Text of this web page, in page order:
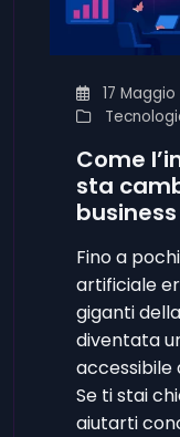
17
Come
sta
business
Fino a
artificiale
giganti
diventata
accessibile
Se ti stai
aiutarti